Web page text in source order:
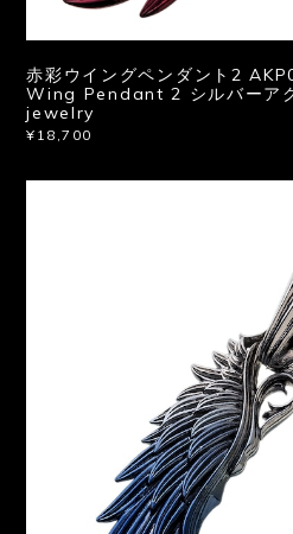
赤彩ウイングペンダント2
Wing Pendant 2 シルバーア
jewelry
¥18,700